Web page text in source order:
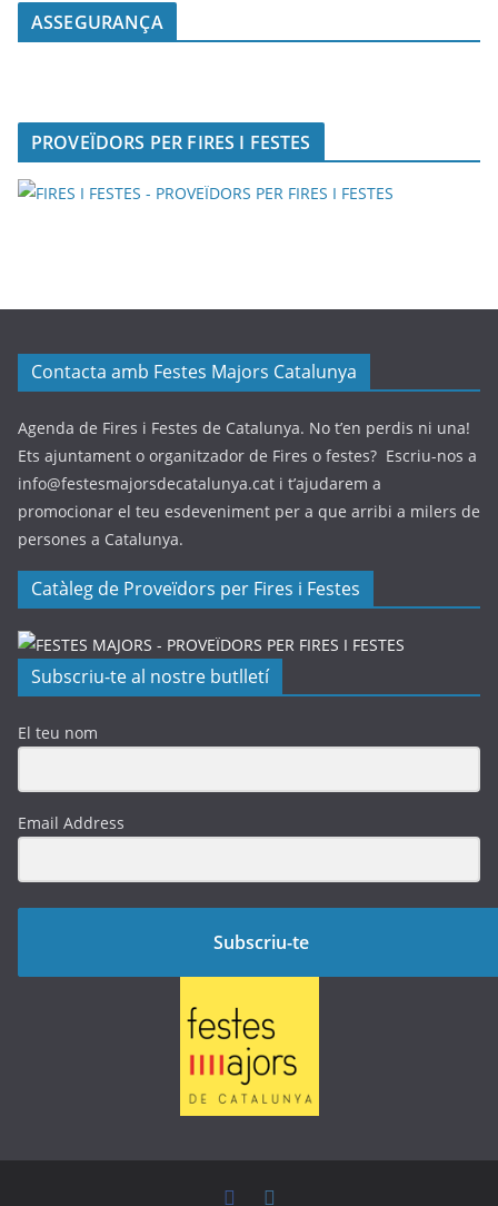
ASSEGURANÇA
PROVEÏDORS PER FIRES I FESTES
Contacta amb Festes Majors Catalunya
Agenda de Fires i Festes de Catalunya. No t’en perdis ni una!
Ets ajuntament o organitzador de Fires o festes? Escriu-nos a
info@festesmajorsdecatalunya.cat i t’ajudarem a
promocionar el teu esdeveniment per a que arribi a milers de
persones a Catalunya.
Catàleg de Proveïdors per Fires i Festes
Subscriu-te al nostre butlletí
El teu nom
Email Address
Subscriu-te